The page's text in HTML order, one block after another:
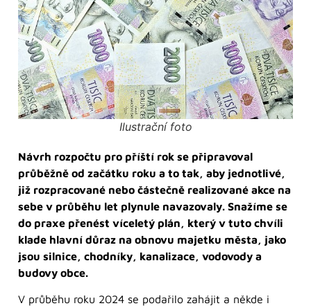
Ilustrační foto
Návrh rozpočtu pro příští rok se připravoval
průběžně od začátku roku a to tak, aby jednotlivé,
již rozpracované nebo částečně realizované akce na
sebe v průběhu let plynule navazovaly. Snažíme se
do praxe přenést víceletý plán, který v tuto chvíli
klade hlavní důraz na obnovu majetku města, jako
jsou silnice, chodníky, kanalizace, vodovody a
budovy obce.
V průběhu roku 2024 se podařilo zahájit a někde i